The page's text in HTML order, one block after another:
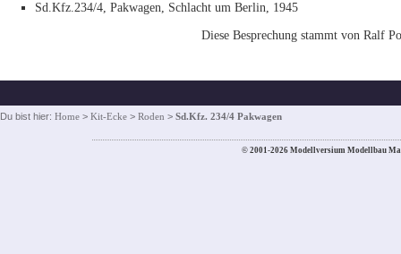
Sd.Kfz.234/4, Pakwagen, Schlacht um Berlin, 1945
Diese Besprechung stammt von Ralf
Du bist hier: Home > Kit-Ecke > Roden > Sd.Kfz. 234/4 Pakwagen
© 2001-2026 Modellversium Modellbau